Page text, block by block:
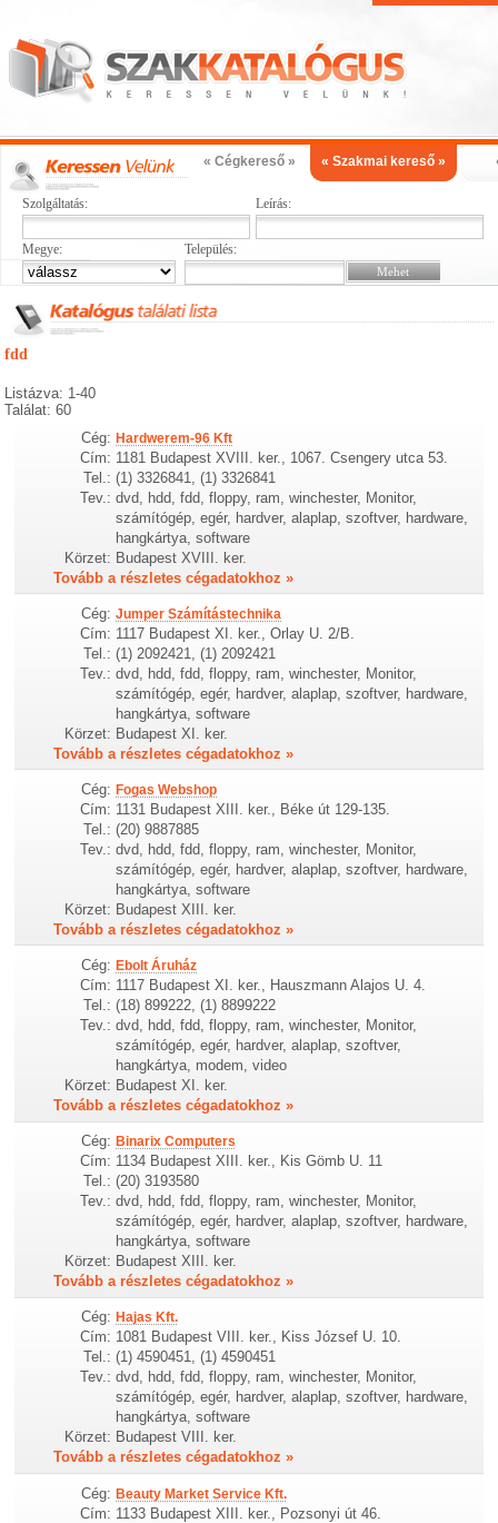
« Cégkereső » « Szakmai kereső »
Szolgáltatás: Leírás:
Megye: Település:
fdd
Listázva: 1-40
Találat: 60
Cég: Hardwerem-96 Kft
Cím: 1181 Budapest XVIII. ker., 1067. Csengery utca 53.
Tel.: (1) 3326841, (1) 3326841
Tev.: dvd, hdd, fdd, floppy, ram, winchester, Monitor,
számítógép, egér, hardver, alaplap, szoftver, hardware,
hangkártya, software
Körzet: Budapest XVIII. ker.
Tovább a részletes cégadatokhoz »
Cég: Jumper Számítástechnika
Cím: 1117 Budapest XI. ker., Orlay U. 2/B.
Tel.: (1) 2092421, (1) 2092421
Tev.: dvd, hdd, fdd, floppy, ram, winchester, Monitor,
számítógép, egér, hardver, alaplap, szoftver, hardware,
hangkártya, software
Körzet: Budapest XI. ker.
Tovább a részletes cégadatokhoz »
Cég: Fogas Webshop
Cím: 1131 Budapest XIII. ker., Béke út 129-135.
Tel.: (20) 9887885
Tev.: dvd, hdd, fdd, floppy, ram, winchester, Monitor,
számítógép, egér, hardver, alaplap, szoftver, hardware,
hangkártya, software
Körzet: Budapest XIII. ker.
Tovább a részletes cégadatokhoz »
Cég: Ebolt Áruház
Cím: 1117 Budapest XI. ker., Hauszmann Alajos U. 4.
Tel.: (18) 899222, (1) 8899222
Tev.: dvd, hdd, fdd, floppy, ram, winchester, Monitor,
számítógép, egér, hardver, alaplap, szoftver,
hangkártya, modem, video
Körzet: Budapest XI. ker.
Tovább a részletes cégadatokhoz »
Cég: Binarix Computers
Cím: 1134 Budapest XIII. ker., Kis Gömb U. 11
Tel.: (20) 3193580
Tev.: dvd, hdd, fdd, floppy, ram, winchester, Monitor,
számítógép, egér, hardver, alaplap, szoftver, hardware,
hangkártya, software
Körzet: Budapest XIII. ker.
Tovább a részletes cégadatokhoz »
Cég: Hajas Kft.
Cím: 1081 Budapest VIII. ker., Kiss József U. 10.
Tel.: (1) 4590451, (1) 4590451
Tev.: dvd, hdd, fdd, floppy, ram, winchester, Monitor,
számítógép, egér, hardver, alaplap, szoftver, hardware,
hangkártya, software
Körzet: Budapest VIII. ker.
Tovább a részletes cégadatokhoz »
Cég: Beauty Market Service Kft.
Cím: 1133 Budapest XIII. ker., Pozsonyi út 46.